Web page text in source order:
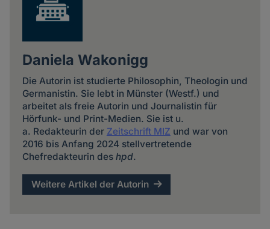
Daniela Wakonigg
Die Autorin ist studierte Philosophin, Theologin und
Germanistin. Sie lebt in Münster (Westf.) und
arbeitet als freie Autorin und Journalistin für
Hörfunk- und Print-Medien. Sie ist u.
a. Redakteurin der Zeitschrift MIZ und war von
2016 bis Anfang 2024 stellvertretende
Chefredakteurin des hpd.
Weitere Artikel der Autorin